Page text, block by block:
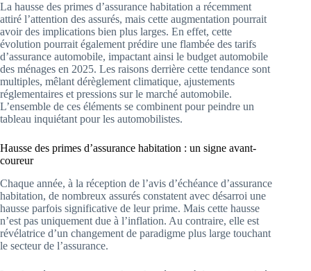
La hausse des primes d’assurance habitation a récemment
attiré l’attention des assurés, mais cette augmentation pourrait
avoir des implications bien plus larges. En effet, cette
évolution pourrait également prédire une flambée des tarifs
d’assurance automobile, impactant ainsi le budget automobile
des ménages en 2025. Les raisons derrière cette tendance sont
multiples, mêlant dérèglement climatique, ajustements
réglementaires et pressions sur le marché automobile.
L’ensemble de ces éléments se combinent pour peindre un
tableau inquiétant pour les automobilistes.
Hausse des primes d’assurance habitation : un signe avant-
coureur
Chaque année, à la réception de l’avis d’échéance d’assurance
habitation, de nombreux assurés constatent avec désarroi une
hausse parfois significative de leur prime. Mais cette hausse
n’est pas uniquement due à l’inflation. Au contraire, elle est
révélatrice d’un changement de paradigme plus large touchant
le secteur de l’assurance.